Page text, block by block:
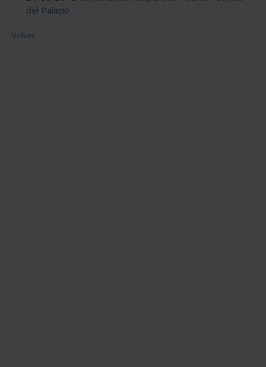
del Palacio
Volver